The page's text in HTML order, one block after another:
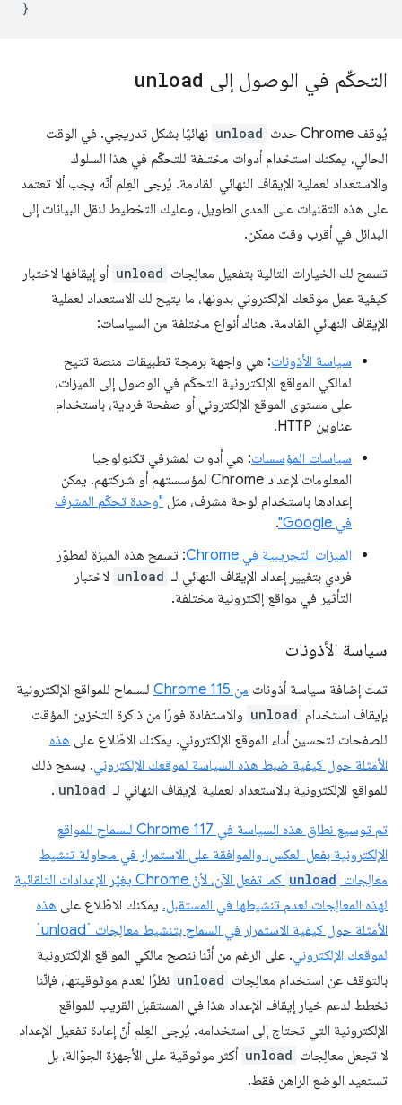
}
التحكّم في الوصول إلى unload
يُوقف Chrome حدث unload نهائيًا بشكل تدريجي. في الوقت
الحالي، يمكنك استخدام أدوات مختلفة للتحكّم في هذا السلوك
والاستعداد لعملية الإيقاف النهائي القادمة. يُرجى العِلم أنّه يجب ألا تعتمد
على هذه التقنيات على المدى الطويل، وعليك التخطيط لنقل البيانات إلى
البدائل في أقرب وقت ممكن.
تسمح لك الخيارات التالية بتفعيل معالِجات unload أو إيقافها لاختبار
كيفية عمل موقعك الإلكتروني بدونها، ما يتيح لك الاستعداد لعملية
الإيقاف النهائي القادمة. هناك أنواع مختلفة من السياسات:
سياسة الأذونات: هي واجهة برمجة تطبيقات منصة تتيح
لمالكي المواقع الإلكترونية التحكّم في الوصول إلى الميزات،
على مستوى الموقع الإلكتروني أو صفحة فردية، باستخدام
عناوين HTTP.
سياسات المؤسسات: هي أدوات لمشرفي تكنولوجيا
المعلومات لإعداد Chrome لمؤسستهم أو شركتهم. يمكن
إعدادها باستخدام لوحة مشرف، مثل "وحدة تحكّم المشرف
في Google"
.
الميزات التجريبية في Chrome
: تسمح هذه الميزة لمطوّر
فردي بتغيير إعداد الإيقاف النهائي لـ unload لاختبار
التأثير في مواقع إلكترونية مختلفة.
سياسة الأذونات
تمت إضافة سياسة أذونات من Chrome 115
للسماح للمواقع الإلكترونية
بإيقاف استخدام unload والاستفادة فورًا من ذاكرة التخزين المؤقت
للصفحات لتحسين أداء الموقع الإلكتروني. يمكنك الاطّلاع على هذه
الأمثلة حول كيفية ضبط هذه السياسة لموقعك الإلكتروني. يسمح ذلك
للمواقع الإلكترونية بالاستعداد لعملية الإيقاف النهائي لـ unload
.
تم توسيع نطاق هذه السياسة في Chrome 117 للسماح للمواقع
الإلكترونية بفعل العكس، والموافقة على الاستمرار في محاولة تنشيط
معالِجات unload
كما تفعل الآن، لأنّ Chrome يغيّر الإعدادات التلقائية
لهذه المعالِجات لعدم تنشيطها في المستقبل. يمكنك الاطّلاع على هذه
الأمثلة حول كيفية الاستمرار في السماح بتنشيط معالِجات `unload`
لموقعك الإلكتروني. على الرغم من أنّنا ننصح مالكي المواقع الإلكترونية
بالتوقف عن استخدام معالِجات unload نظرًا لعدم موثوقيتها، فإنّنا
نخطط لدعم خيار إيقاف الإعداد هذا في المستقبل القريب للمواقع
الإلكترونية التي تحتاج إلى استخدامه. يُرجى العِلم أنّ إعادة تفعيل الإعداد
لا تجعل معالِجات unload أكثر موثوقية على الأجهزة الجوّالة، بل
تستعيد الوضع الراهن فقط.